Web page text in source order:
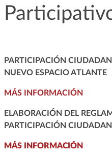
PARTICIPACIÓN
NUEVO ESPACIO ATLANTE
MÁS INFORMACIÓN
ELABORACIÓN DEL
PARTICIPACIÓN
MÁS INFORMACIÓN